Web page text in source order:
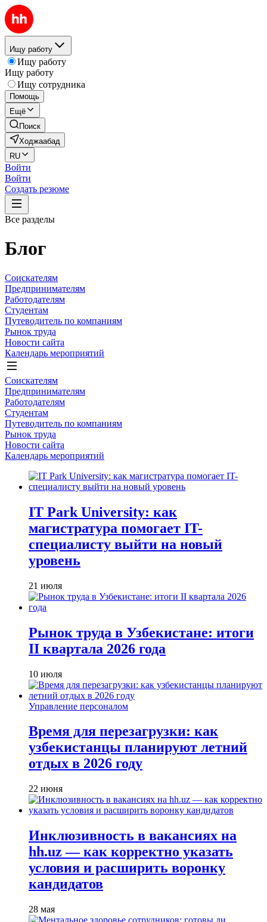
Ищу работу
Ищу работу
Ищу работу
Ищу сотрудника
Помощь
Ещё
Поиск
Ходжаабад
RU
Войти
Войти
Создать резюме
Все разделы
Блог
Соискателям
Предпринимателям
Работодателям
Студентам
Путеводитель по компаниям
Рынок труда
Новости сайта
Календарь мероприятий
Соискателям
Предпринимателям
Работодателям
Студентам
Путеводитель по компаниям
Рынок труда
Новости сайта
Календарь мероприятий
IT Park University: как
магистратура помогает IT-
специалисту выйти на новый
уровень
21 июля
Рынок труда в Узбекистане: итоги
II квартала 2026 года
10 июля
Управление персоналом
Время для перезагрузки: как
узбекистанцы планируют летний
отдых в 2026 году
22 июня
Инклюзивность в вакансиях на
hh.uz — как корректно указать
условия и расширить воронку
кандидатов
28 мая